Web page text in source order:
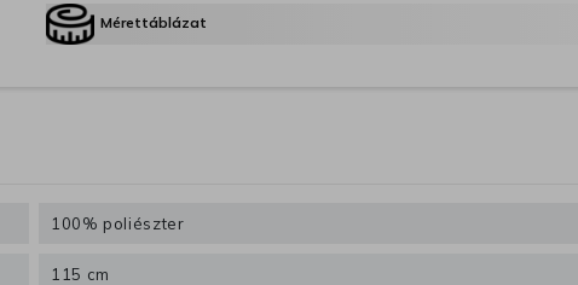
Mérettáblázat
100% poliészter
115 cm